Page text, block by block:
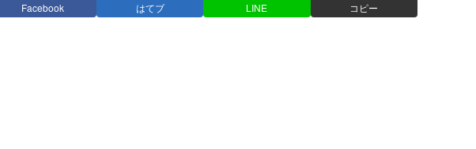
Facebook はてブ LINE コピー